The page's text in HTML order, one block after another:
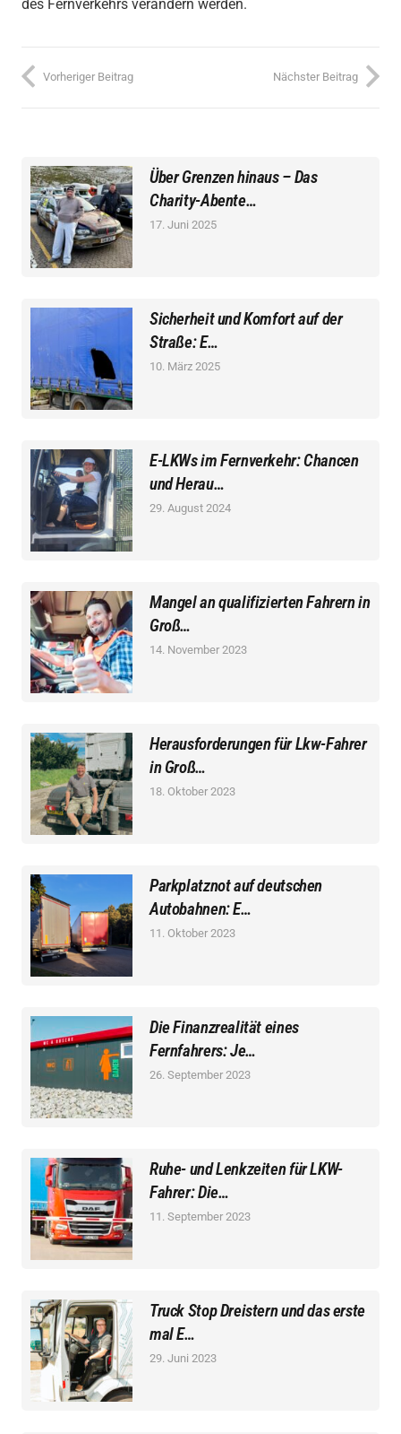
des Fernverkehrs verändern werden.
Vorheriger Beitrag Nächster Beitrag
Über Grenzen hinaus – Das
Charity-Abente…
17. Juni 2025
Sicherheit und Komfort auf der
Straße: E…
10. März 2025
E-LKWs im Fernverkehr: Chancen
und Herau…
29. August 2024
Mangel an qualifizierten Fahrern in
Groß…
14. November 2023
Herausforderungen für Lkw-Fahrer
in Groß…
18. Oktober 2023
Parkplatznot auf deutschen
Autobahnen: E…
11. Oktober 2023
Die Finanzrealität eines
Fernfahrers: Je…
26. September 2023
Ruhe- und Lenkzeiten für LKW-
Fahrer: Die…
11. September 2023
Truck Stop Dreistern und das erste
mal E…
29. Juni 2023